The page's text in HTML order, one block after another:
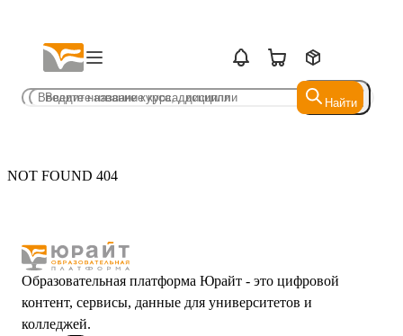
Найти
Найти
NOT FOUND 404
Образовательная платформа Юрайт - это цифровой
контент, сервисы, данные для университетов и
колледжей.